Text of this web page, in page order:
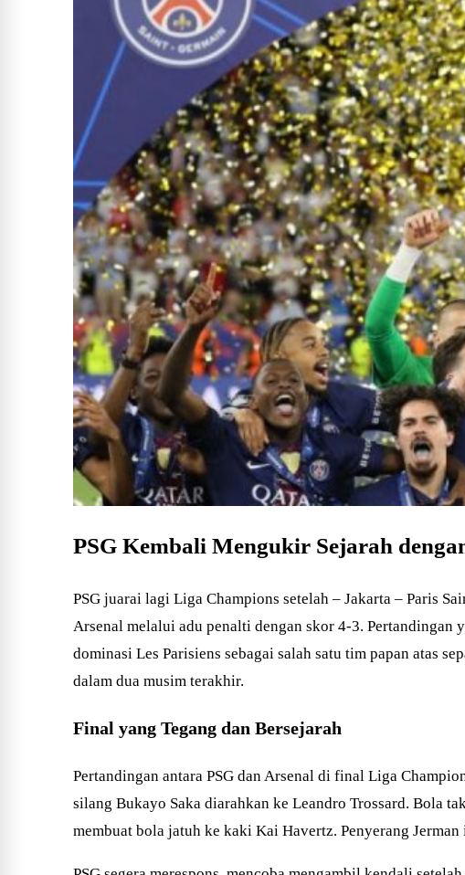
PSG Kembali Mengukir Sejarah
PSG juarai lagi Liga Champions setelah – Jakarta – Paris
Arsenal melalui adu penalti dengan skor 4-3. Pertandingan
dominasi Les Parisiens sebagai salah satu tim papan atas
dalam dua musim terakhir.
Final yang Tegang dan Bersejarah
Pertandingan antara PSG dan Arsenal di final Liga
silang Bukayo Saka diarahkan ke Leandro Trossard. Bola
membuat bola jatuh ke kaki Kai Havertz. Penyerang